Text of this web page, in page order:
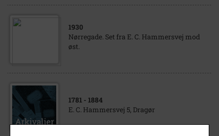
1930
Nørregade. Set fra E. C. Hammersvej mod
øst.
1781 - 1884
E. C. Hammersvej 5, Dragør